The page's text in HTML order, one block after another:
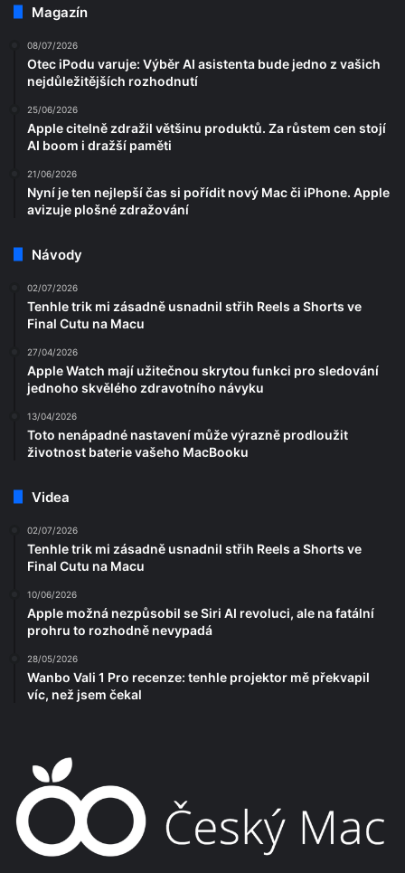
Magazín
08/07/2026
Otec iPodu varuje: Výběr AI asistenta bude jedno z vašich
nejdůležitějších rozhodnutí
25/06/2026
Apple citelně zdražil většinu produktů. Za růstem cen stojí
AI boom i dražší paměti
21/06/2026
Nyní je ten nejlepší čas si pořídit nový Mac či iPhone. Apple
avizuje plošné zdražování
Návody
02/07/2026
Tenhle trik mi zásadně usnadnil střih Reels a Shorts ve
Final Cutu na Macu
27/04/2026
Apple Watch mají užitečnou skrytou funkci pro sledování
jednoho skvělého zdravotního návyku
13/04/2026
Toto nenápadné nastavení může výrazně prodloužit
životnost baterie vašeho MacBooku
Videa
02/07/2026
Tenhle trik mi zásadně usnadnil střih Reels a Shorts ve
Final Cutu na Macu
10/06/2026
Apple možná nezpůsobil se Siri AI revoluci, ale na fatální
prohru to rozhodně nevypadá
28/05/2026
Wanbo Vali 1 Pro recenze: tenhle projektor mě překvapil
víc, než jsem čekal